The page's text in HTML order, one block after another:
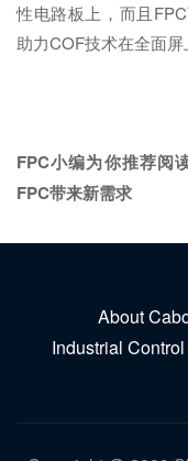
性电路板上，而且
助力COF技术在全面屏
FPC小编为你推荐阅
FPC带来新需求
About
Industrial Control